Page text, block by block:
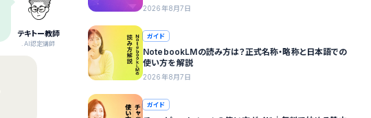
テキトー教師
.AI認定講師
2026年8月7日
ガイド
NotebookLMの読み方は？正式名称・略称と日本語での
使い方を解説
2026年8月7日
ガイド